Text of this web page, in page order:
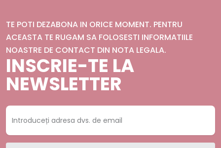
TE POTI DEZABONA IN ORICE MOMENT. PENTRU
ACEASTA TE RUGAM SA FOLOSESTI INFORMATIILE
NOASTRE DE CONTACT DIN NOTA LEGALA.
INSCRIE-TE LA
NEWSLETTER